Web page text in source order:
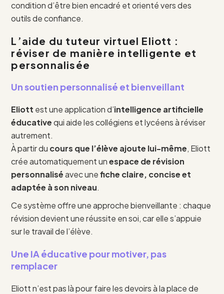
condition d’être bien encadré et orienté vers des
outils de confiance.
L’aide du tuteur virtuel Eliott :
réviser de manière intelligente et
personnalisée
Un soutien personnalisé et bienveillant
Eliott est une application d’intelligence artificielle
éducativequi aide les collégiens et lycéens à réviser
autrement.
À partir du cours que l’élève ajoute lui-même, Eliott
crée automatiquement unespace de révision
personnaliséavec unefiche claire, concise et
adaptée à son niveau.
Ce système offre une approche bienveillante : chaque
révision devient une réussite en soi, car elle s’appuie
sur le travail de l’élève.
Une IA éducative pour motiver, pas
remplacer
Eliott n’est pas là pour faire les devoirs à la place de